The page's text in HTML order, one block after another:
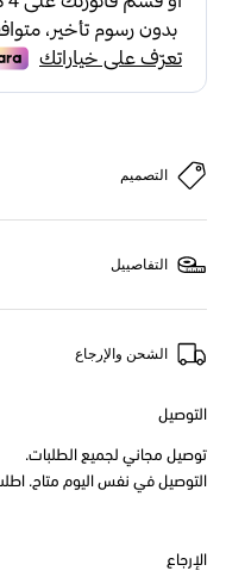
التصميم
التفاصييل
الشحن والإرجاع
التوصيل
توصيل مجاني لجميع الطلبات.
التوصيل في نفس اليوم متاح. اطلب
الإرجاع